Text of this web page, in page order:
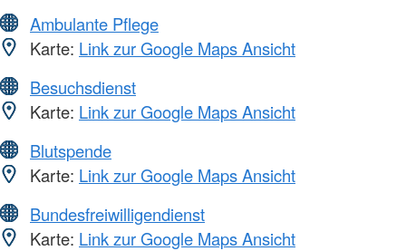
Ambulante Pflege
Karte: Link zur Google Maps Ansicht
Besuchsdienst
Karte: Link zur Google Maps Ansicht
Blutspende
Karte: Link zur Google Maps Ansicht
Bundesfreiwilligendienst
Karte: Link zur Google Maps Ansicht